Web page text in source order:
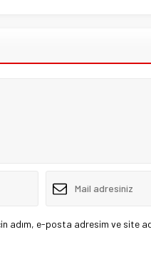
adım, e-posta adresim ve site